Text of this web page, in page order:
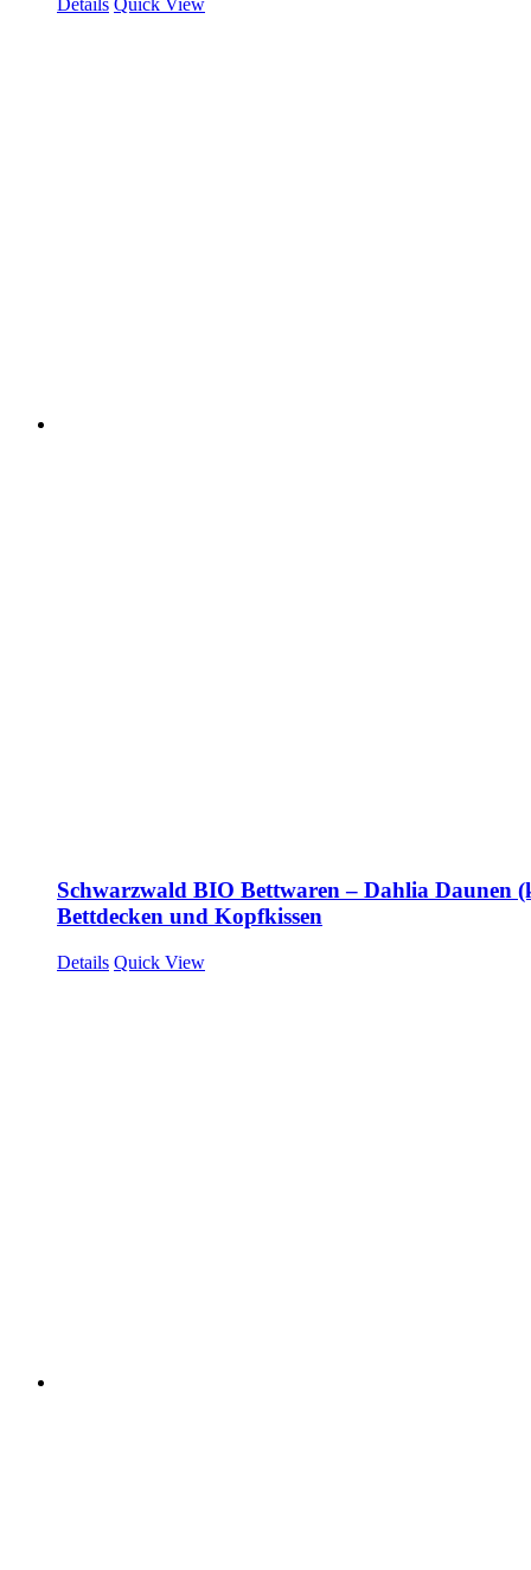
Details Quick View
Schwarzwald BIO Bettwaren – Dahlia Daunen
Bettdecken und Kopfkissen
Details Quick View